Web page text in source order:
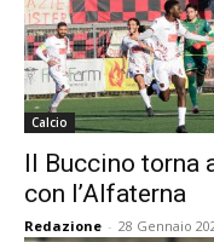
Calcio
Il Buccino torna
con l’Alfaterna
Redazione - 28 Gennaio